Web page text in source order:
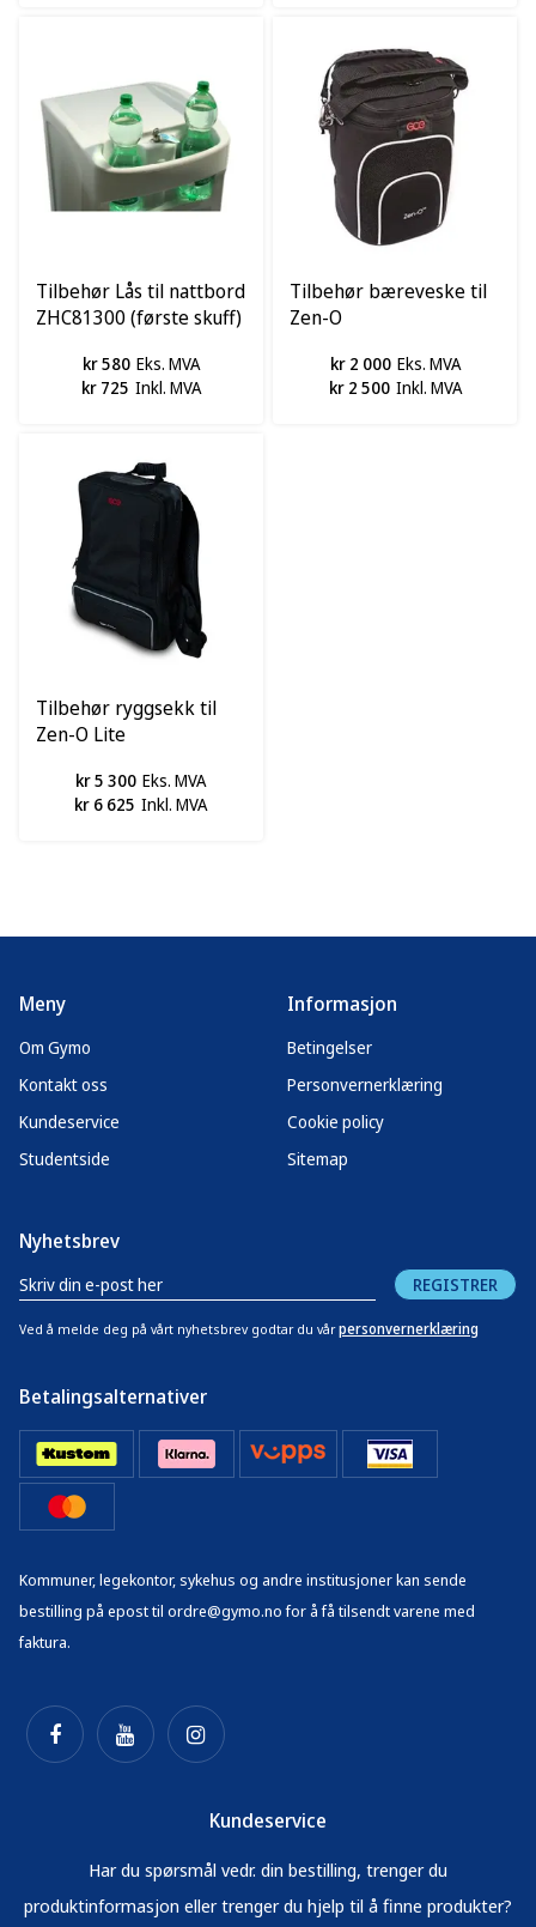
Tilbehør Lås til nattbord
ZHC81300 (første skuff)
kr 580 Eks. MVA
kr 725 Inkl. MVA
Tilbehør bæreveske til
Zen-O
kr 2 000 Eks. MVA
kr 2 500 Inkl. MVA
Tilbehør ryggsekk til
Zen-O Lite
kr 5 300 Eks. MVA
kr 6 625 Inkl. MVA
Meny
Om Gymo
Kontakt oss
Kundeservice
Studentside
Informasjon
Betingelser
Personvernerklæring
Cookie policy
Sitemap
Nyhetsbrev
REGISTRER
Ved å melde deg på vårt nyhetsbrev godtar du vår personvernerklæring
Betalingsalternativer
Kommuner, legekontor, sykehus og andre institusjoner kan sende
bestilling på epost til ordre@gymo.no for å få tilsendt varene med
faktura.
Kundeservice
Har du spørsmål vedr. din bestilling, trenger du
produktinformasjon eller trenger du hjelp til å finne produkter?